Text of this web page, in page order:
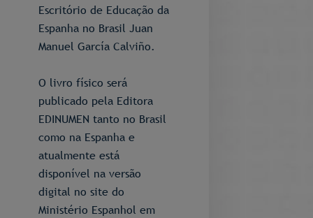
Escritório de Educação da
Espanha no Brasil Juan
Manuel García Calviño.
O livro físico será
publicado pela Editora
EDINUMEN tanto no Brasil
como na Espanha e
atualmente está
disponível na versão
digital no site do
Ministério Espanhol em